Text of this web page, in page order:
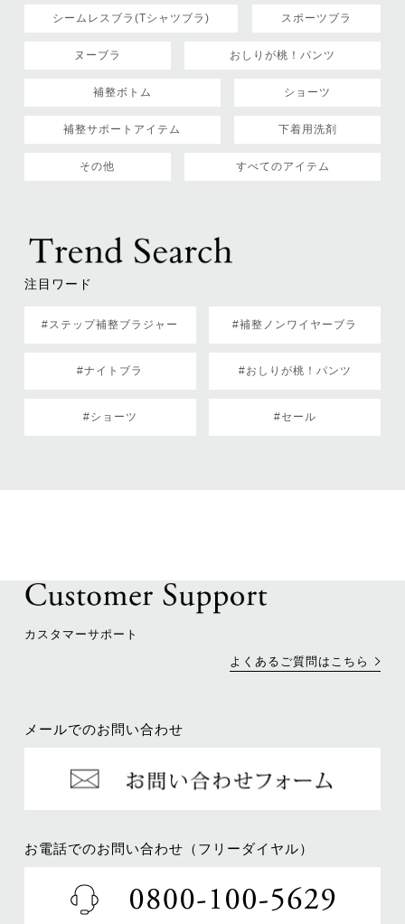
シームレスブラ(Tシャツブラ) スポーツブラ
ヌーブラ おしりが桃！パンツ
補整ボトム ショーツ
補整サポートアイテム 下着用洗剤
その他 すべてのアイテム
注目ワード
#ステップ補整ブラジャー #補整ノンワイヤーブラ
#ナイトブラ #おしりが桃！パンツ
#ショーツ #セール
カスタマーサポート
よくあるご質問はこちら
メールでのお問い合わせ
お電話でのお問い合わせ（フリーダイヤル）